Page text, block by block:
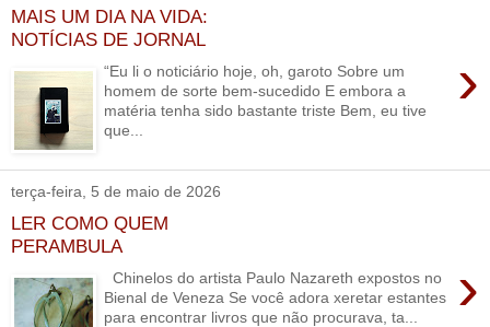
MAIS UM DIA NA VIDA:
NOTÍCIAS DE JORNAL
›
“Eu li o noticiário hoje, oh, garoto Sobre um
homem de sorte bem-sucedido E embora a
matéria tenha sido bastante triste Bem, eu tive
que...
terça-feira, 5 de maio de 2026
LER COMO QUEM
PERAMBULA
›
Chinelos do artista Paulo Nazareth expostos no
Bienal de Veneza Se você adora xeretar estantes
para encontrar livros que não procurava, ta...